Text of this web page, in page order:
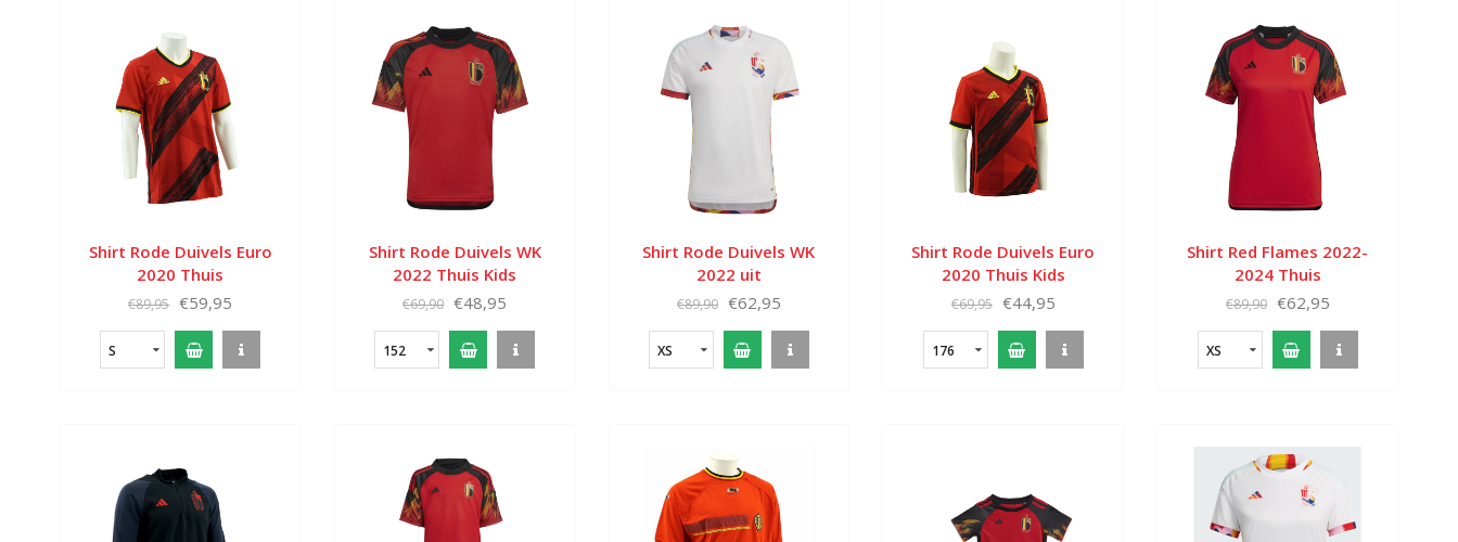
Shirt Rode Duivels Euro
2020 Thuis
€89,95 €59,95
S
Shirt Rode Duivels WK
2022 Thuis Kids
€69,90 €48,95
152
Shirt Rode Duivels WK
2022 uit
€89,90 €62,95
XS
Shirt Rode Duivels Euro
2020 Thuis Kids
€69,95 €44,95
176
Shirt Red Flames 2022-
2024 Thuis
€89,90 €62,95
XS